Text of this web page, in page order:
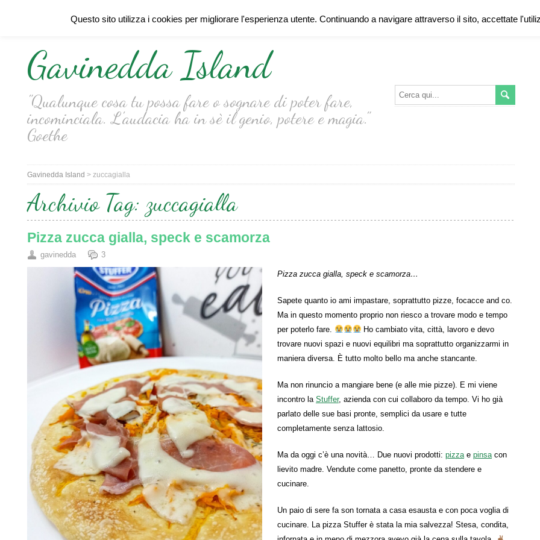
Gavinedda Island
"Qualunque cosa tu possa fare o sognare di poter fare,
incominciala. L'audacia ha in sè il genio, potere e magia."
Goethe
Gavinedda Island > zuccagialla
Archivio Tag: zuccagialla
Pizza zucca gialla, speck e scamorza
gavinedda 3
Pizza zucca gialla, speck e scamorza…
Sapete quanto io ami impastare, soprattutto pizze, focacce and co.
Ma in questo momento proprio non riesco a trovare modo e tempo
per poterlo fare.
Ho cambiato vita, città, lavoro e devo
trovare nuovi spazi e nuovi equilibri ma soprattutto organizzarmi in
maniera diversa. È tutto molto bello ma anche stancante.
Ma non rinuncio a mangiare bene (e alle mie pizze). E mi viene
incontro la Stuffer, azienda con cui collaboro da tempo. Vi ho già
parlato delle sue basi pronte, semplici da usare e tutte
completamente senza lattosio.
Ma da oggi c’è una novità… Due nuovi prodotti: pizzae pinsacon
lievito madre. Vendute come panetto, pronte da stendere e
cucinare.
Un paio di sere fa son tornata a casa esausta e con poca voglia di
cucinare. La pizza Stuffer è stata la mia salvezza! Stesa, condita,
Questo sito utilizza i cookies per migliorare l'esperienza utente. Continuando a navigare attraverso il sito, accettate